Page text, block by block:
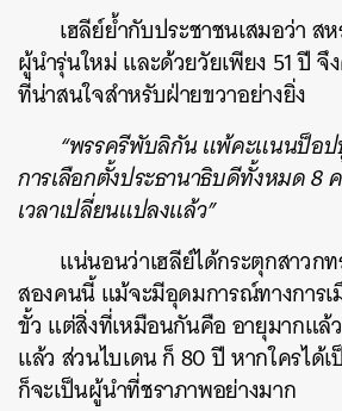
เฮลีย์ย้ำกับประชาชนเสมอว่า ส
ผู้นำรุ่นใหม่ และด้วยวัยเพียง 51 ปี จึ
ที่น่าสนใจสำหรับฝ่ายขวาอย่างยิ่ง
“พรรครีพับลิกัน แพ้คะแนนป็อป
การเลือกตั้งประธานาธิบดีทั้งหมด 8
เวลาเปลี่ยนแปลงแล้ว”
แน่นอนว่าเฮลีย์ได้กระตุกสาวก
สองคนนี้ แม้จะมีอุดมการณ์ทางการ
ขั้ว แต่สิ่งที่เหมือนกันคือ อายุมากแล้
แล้ว ส่วนไบเดน ก็ 80 ปี หากใครได้
ก็จะเป็นผู้นำที่ชราภาพอย่างมาก